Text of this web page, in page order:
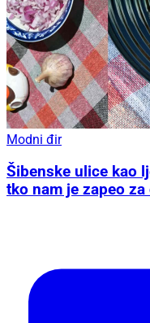
Modni đir
Šibenske ulice kao
tko nam je zapeo za